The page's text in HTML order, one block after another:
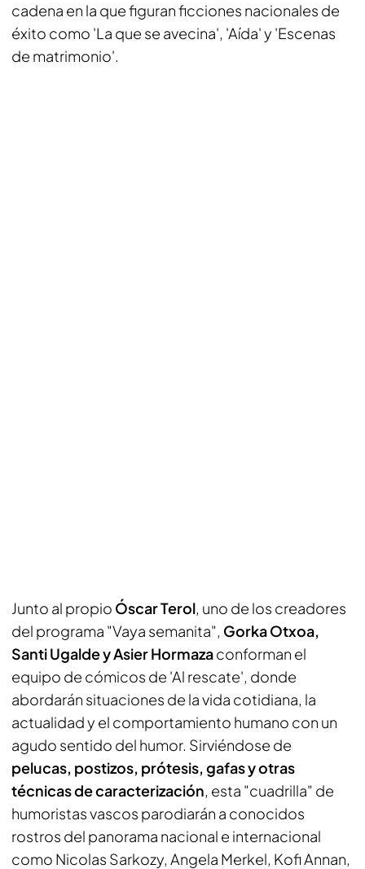
cadena en la que figuran ficciones nacionales de
éxito como 'La que se avecina', 'Aída' y 'Escenas
de matrimonio'.
Junto al propio Óscar Terol, uno de los creadores
del programa "Vaya semanita", Gorka Otxoa,
Santi Ugalde y Asier Hormazaconforman el
equipo de cómicos de 'Al rescate', donde
abordarán situaciones de la vida cotidiana, la
actualidad y el comportamiento humano con un
agudo sentido del humor. Sirviéndose de
pelucas, postizos, prótesis, gafas y otras
técnicas de caracterización, esta "cuadrilla" de
humoristas vascos parodiarán a conocidos
rostros del panorama nacional e internacional
como Nicolas Sarkozy, Angela Merkel, Kofi Annan,